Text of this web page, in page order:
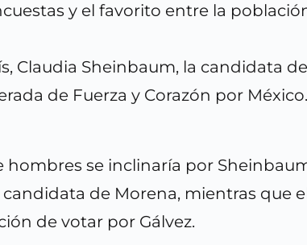
y el favorito entre la
Claudia Sheinbaum, la candidata
de Fuerza y Corazón por México.
se inclinaría por
de Morena, mientras que
de votar por Gálvez.